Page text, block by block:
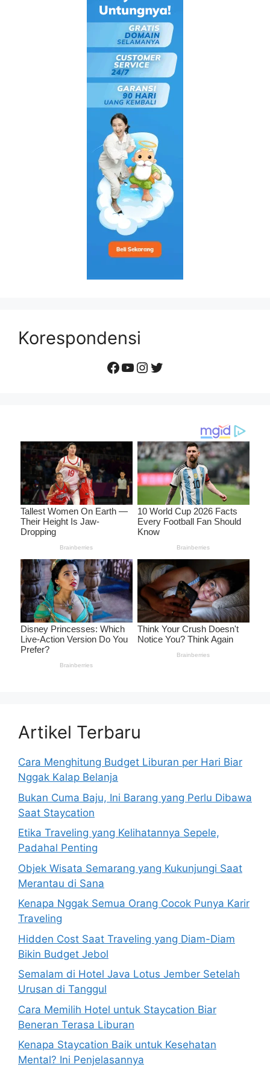
Korespondensi
Facebook
YouTube
Instagram
Twitter
Artikel Terbaru
Cara Menghitung Budget Liburan per Hari Biar
Nggak Kalap Belanja
Bukan Cuma Baju, Ini Barang yang Perlu Dibawa
Saat Staycation
Etika Traveling yang Kelihatannya Sepele,
Padahal Penting
Objek Wisata Semarang yang Kukunjungi Saat
Merantau di Sana
Kenapa Nggak Semua Orang Cocok Punya Karir
Traveling
Hidden Cost Saat Traveling yang Diam-Diam
Bikin Budget Jebol
Semalam di Hotel Java Lotus Jember Setelah
Urusan di Tanggul
Cara Memilih Hotel untuk Staycation Biar
Beneran Terasa Liburan
Kenapa Staycation Baik untuk Kesehatan
Mental? Ini Penjelasannya